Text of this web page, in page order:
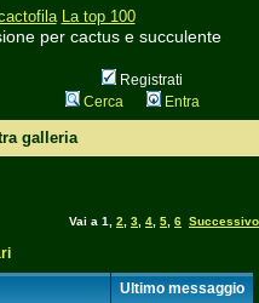
La top 100
per cactus e succulente
Registrati
Cerca Entra
galleria
Vai a 1 2 3 4 5 6 Successivo
Ultimo messaggio